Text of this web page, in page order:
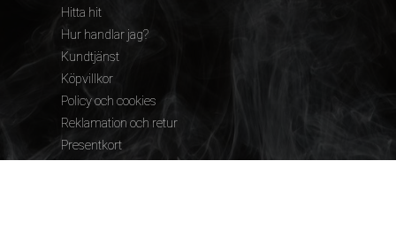
Hitta hit
Hur handlar jag?
Kundtjänst
Köpvillkor
Policy och cookies
Reklamation och retur
Presentkort